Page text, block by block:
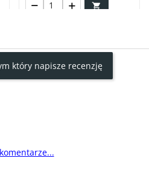

który napisze recenzję